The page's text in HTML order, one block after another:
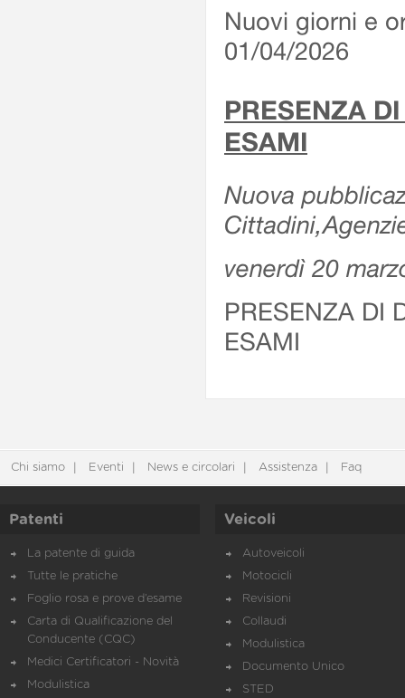
Nuovi giorni e
01/04/2026
PRESENZA
ESAMI
Nuova
venerdì 20
PRESENZA DI
ESAMI
Chi siamo Eventi News e circolari Assistenza Faq
Patenti
La patente di guida
Tutte le pratiche
Foglio rosa e prove d’esame
Carta di Qualificazione del
Conducente (CQC)
Medici Certificatori - Novità
Modulistica
Veicoli
Autoveicoli
Motocicli
Revisioni
Collaudi
Modulistica
Documento Unico
STED